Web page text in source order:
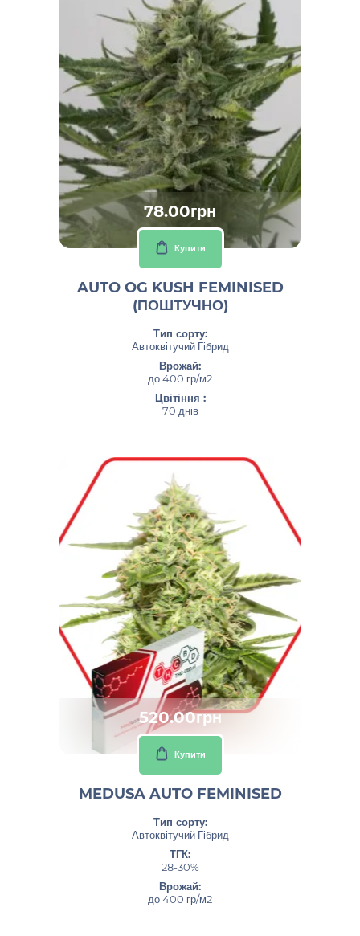
78.00грн
Купити
AUTO OG KUSH FEMINISED
(ПОШТУЧНО)
Тип сорту:
Автоквітучий Гібрид
Врожай:
до 400 гр/м2
Цвітіння :
70 днів
520.00грн
Купити
MEDUSA AUTO FEMINISED
Тип сорту:
Автоквітучий Гібрид
ТГК:
28-30%
Врожай:
до 400 гр/м2